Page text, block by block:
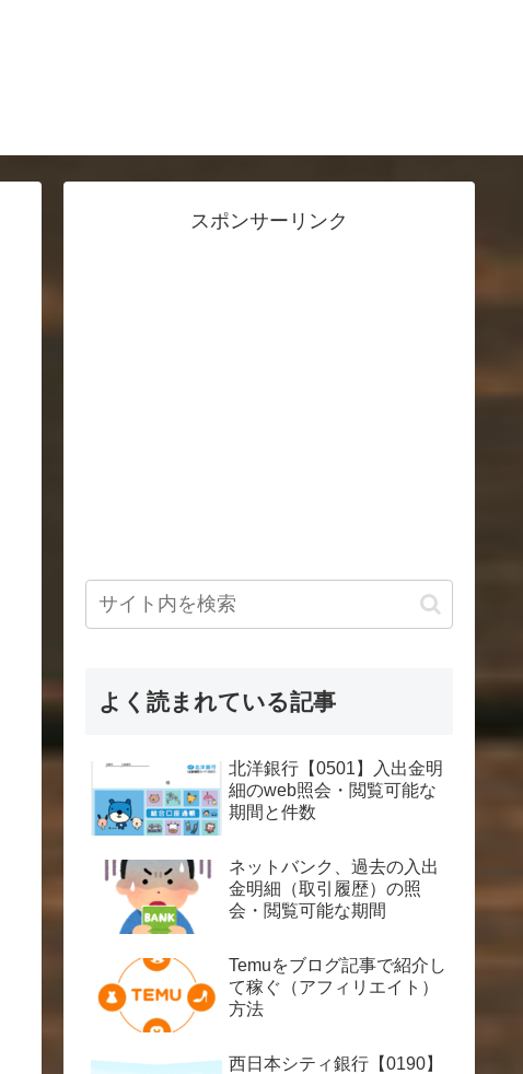
スポンサーリンク
よく読まれている記事
北洋銀行【0501】入出金明
細のweb照会・閲覧可能な
期間と件数
ネットバンク、過去の入出
金明細（取引履歴）の照
会・閲覧可能な期間
Temuをブログ記事で紹介し
て稼ぐ（アフィリエイト）
方法
西日本シティ銀行【0190】